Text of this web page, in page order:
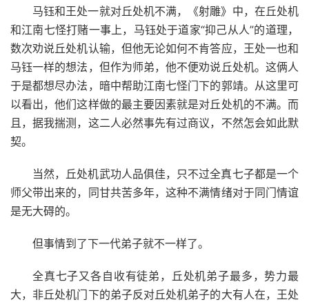
马钰和王处一就对丘处机不满，《射雕》中，在丘处机
和江南七怪打赌一事上，马钰处于道家“抑己从人”的道理，
数次劝说丘处机认输，但他无论如何不肯答应，王处一也和
马钰一样的想法，但作为师弟，他不便劝说丘处机。这俩人
于是都想尽办法，暗中帮助江南七怪门下的郭靖。从这里可
以看出，他们这样做的最主要因素就是对丘处机的不满。而
且，据我揣测，这二人必然事先有过商议，不然怎会如此默
契。
当然，丘处机武功人品俱佳，只不过全真七子都是一个
师父带出来的，同甘共苦多年，这种不满情绪对于同门情谊
是无大碍的。
但事情到了下一代弟子就不一样了。
全真七子又各自收有徒弟，丘处机弟子最多，势力最
大，非丘处机门下的弟子反对丘处机弟子的大有人在，王处